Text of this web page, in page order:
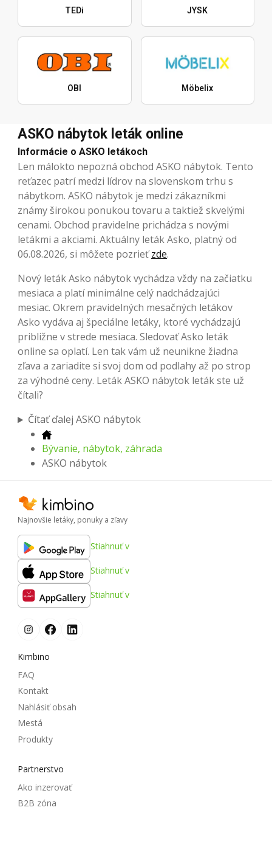
TEDi JYSK
OBI Möbelix
ASKO nábytok leták online
Informácie o ASKO letákoch
Len málokto nepozná obchod ASKO nábytok. Tento
reťazec patrí medzi lídrov na slovenskom trhu s
nábytkom. ASKO nábytok je medzi zákazníkmi
známy širokou ponukou tovaru a taktiež skvelými
cenami. Obchod pravidelne prichádza s novými
letákmi a akciami. Aktuálny leták Asko, platný od
06.08.2026, si môžete pozrieťzde.
Nový leták Asko nábytok vychádza vždy na začiatku
mesiaca a platí minimálne celý nadchádzajúci
mesiac. Okrem pravidelných mesačných letákov
Asko vydáva aj špeciálne letáky, ktoré vychádzajú
približne v strede mesiaca. Sledovať Asko leták
online sa oplatí. Len tak vám už neunikne žiadna
zľava a zariadite si svoj dom od podlahy až po strop
za výhodné ceny. Leták ASKO nábytok leták ste už
čítali?
Čítať ďalej ASKO nábytok
Bývanie, nábytok, záhrada
ASKO nábytok
Najnovšie letáky, ponuky a zľavy
Stiahnuť v
Stiahnuť v
Stiahnuť v
Kimbino
FAQ
Kontakt
Nahlásiť obsah
Mestá
Produkty
Partnerstvo
Ako inzerovať
B2B zóna